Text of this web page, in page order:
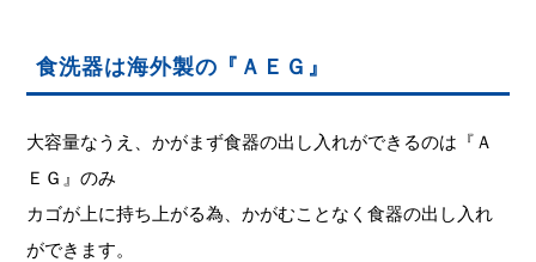
食洗器は海外製の『ＡＥＧ』
大容量なうえ、かがまず食器の出し入れができるのは『Ａ
ＥＧ』のみ
カゴが上に持ち上がる為、かがむことなく食器の出し入れ
ができます。